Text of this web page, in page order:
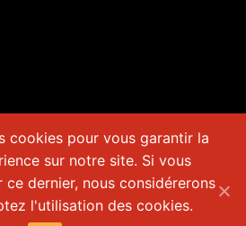
cookies pour vous garantir la
sur notre site. Si vous
dernier, nous considérerons
l'utilisation des cookies.